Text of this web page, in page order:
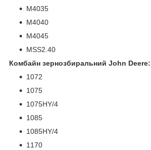
M4035
M4040
M4045
MSS2.40
Комбайн зернозбиральний John Deere:
1072
1075
1075HY/4
1085
1085HY/4
1170